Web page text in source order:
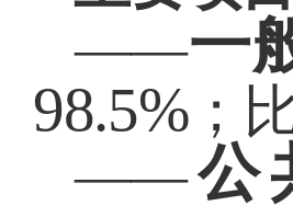
——一
98.5%；
——公